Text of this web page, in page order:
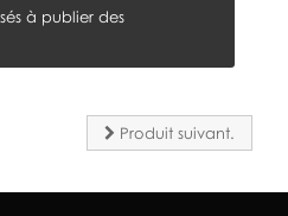
à publier des
Produit suivant.